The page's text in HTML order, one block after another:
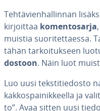
Teh­tä­vien­hal­lin­nan
kir­joit­taa ko­men­to­sar­ja
muistia suo­ri­tet­taes­sa.
tähän tar­koi­tuk­seen
dos­toon. Näin luot
Luo uusi teks­ti­tie­dos­to
kak­kos­pai­nik­keel­la ja
to”. Avaa sitten uusi